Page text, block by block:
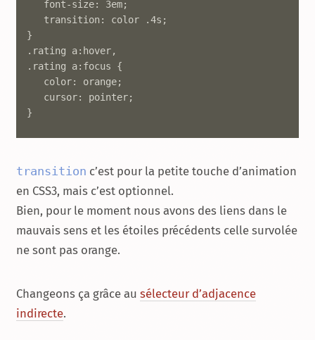
}
.rating a:hover,
.rating a:focus {
}
transition c’est pour la petite touche d’animation
en CSS3, mais c’est optionnel.
Bien, pour le moment nous avons des liens dans le
mauvais sens et les étoiles précédents celle survolée
ne sont pas orange.
Changeons ça grâce au sélecteur d’adjacence
indirecte.